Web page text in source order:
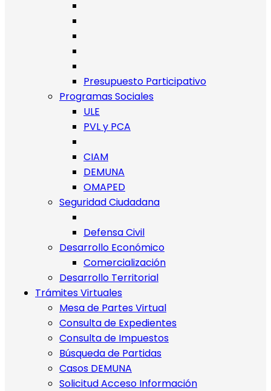
Presupuesto Participativo
Programas Sociales
ULE
PVL y PCA
CIAM
DEMUNA
OMAPED
Seguridad Ciudadana
Defensa Civil
Desarrollo Económico
Comercialización
Desarrollo Territorial
Trámites Virtuales
Mesa de Partes Virtual
Consulta de Expedientes
Consulta de Impuestos
Búsqueda de Partidas
Casos DEMUNA
Solicitud Acceso Información